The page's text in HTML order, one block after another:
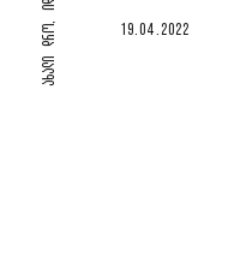
19.04.2022